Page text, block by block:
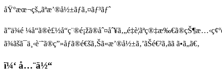
åŸºæœ¬çš„ãªæ’®å½±ãƒã‚¤ãƒ³ãƒˆ
ã”ä¾é
ã¾ãšã¯ä¸‹è¨˜ã®ç”»åƒã®é€šã‚Šã«æ’®å½±ã‚’ãŠé€²ã‚ãã ã•ã„ã€‚
ï¼‘ å…¨ä½“